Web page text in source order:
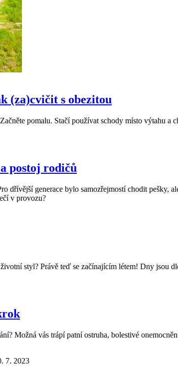
(za)cvičit s obezitou
pomalu. Stačí používat schody místo výtahu a
postoj rodičů
dřívější generace bylo samozřejmostí chodit
v provozu?
styl? Právě teď se začínajícím létem! Dny jsou
Možná vás trápí patní ostruha, bolestivé
7. 2023